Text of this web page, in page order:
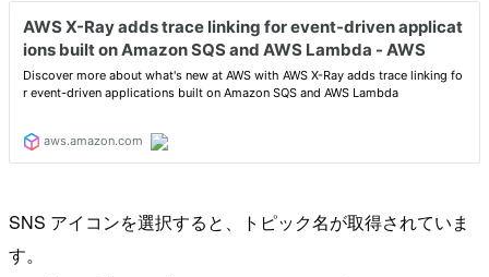
SNS アイコンを選択すると、トピック名が取得されていま
す。